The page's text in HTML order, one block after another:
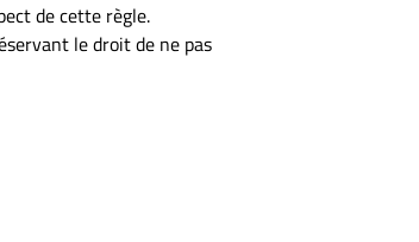
de cette règle.
le droit de ne pas